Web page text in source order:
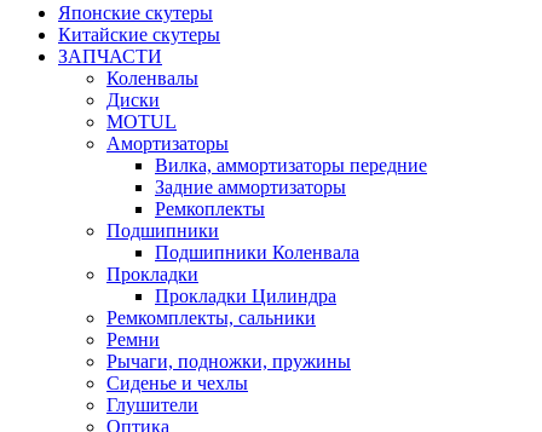
Японские скутеры
Китайские скутеры
ЗАПЧАСТИ
Коленвалы
Диски
MOTUL
Амортизаторы
Вилка, аммортизаторы передние
Задние аммортизаторы
Ремкоплекты
Подшипники
Подшипники Коленвала
Прокладки
Прокладки Цилиндра
Ремкомплекты, сальники
Ремни
Рычаги, подножки, пружины
Сиденье и чехлы
Глушители
Оптика